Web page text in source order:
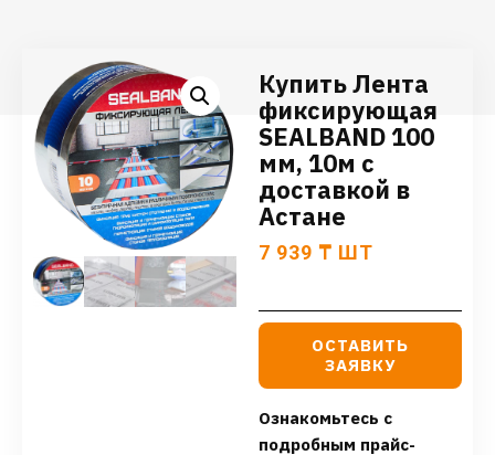
Купить Лента
фиксирующая
SEALBAND 100
мм, 10м с
доставкой в
Астане
7 939 ₸ ШТ
ОСТАВИТЬ
ЗАЯВКУ
Ознакомьтесь с
подробным прайс-